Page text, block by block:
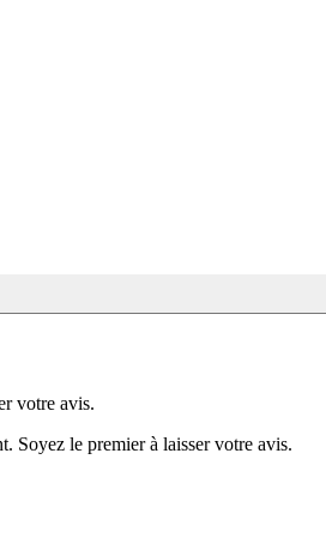
votre avis.
Soyez le premier à laisser votre avis.